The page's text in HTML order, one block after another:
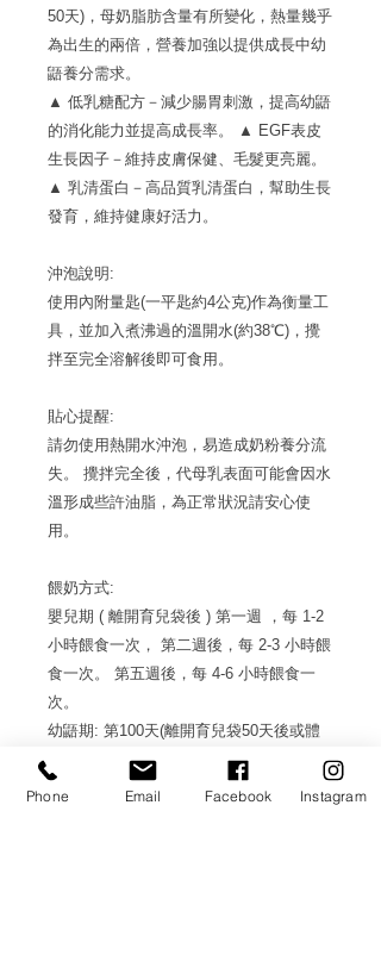
50天)，母奶脂肪含量有所變化，熱量幾乎
為出生的兩倍，營養加強以提供成長中幼
鼯養分需求。
▲ 低乳糖配方－減少腸胃刺激，提高幼鼯
的消化能力並提高成長率。 ▲ EGF表皮
生長因子－維持皮膚保健、毛髮更亮麗。
▲ 乳清蛋白－高品質乳清蛋白，幫助生長
發育，維持健康好活力。
沖泡說明:
使用內附量匙(一平匙約4公克)作為衡量工
具，並加入煮沸過的溫開水(約38℃)，攪
拌至完全溶解後即可食用。
貼心提醒:
請勿使用熱開水沖泡，易造成奶粉養分流
失。 攪拌完全後，代母乳表面可能會因水
溫形成些許油脂，為正常狀況請安心使
用。
餵奶方式:
嬰兒期 ( 離開育兒袋後 ) 第一週 ，每 1-2
小時餵食一次， 第二週後，每 2-3 小時餵
食一次。 第五週後，每 4-6 小時餵食一
次。
幼鼯期: 第100天(離開育兒袋50天後或體
重大於55克)起，成長率建議約為每天增重
2公克，餵食量可開始取決於其他食物的
Phone Email Facebook Instagram